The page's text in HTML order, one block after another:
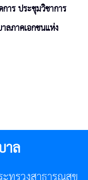
าร ประชุมวิชาการ
ลภาคเอกชนแห่ง
ล